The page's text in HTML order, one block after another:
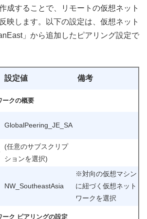
成することで、リモートの仮想ネット
映します。以下の設定は、仮想ネット
」から追加したピアリング設定で
設定値 備考
ークの概要
GlobalPeering_JE_SA
(任意のサブスクリプ
ションを選択)
NW_SoutheastAsia
※対向の仮想マシン
に紐づく仮想ネット
ワークを選択
ーク ピアリングの設定